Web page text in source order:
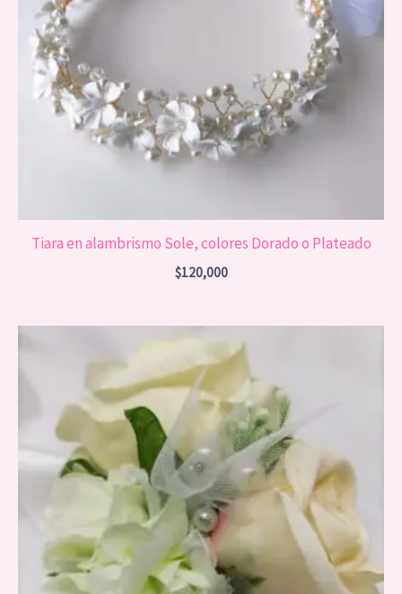
Tiara en alambrismo Sole, colores Dorado o Plateado
$120,000